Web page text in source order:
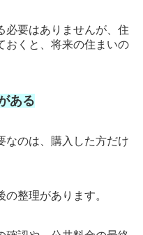
必要はありませんが、住
おくと、将来の住まいの
ある
なのは、購入した方だけ
整理があります。